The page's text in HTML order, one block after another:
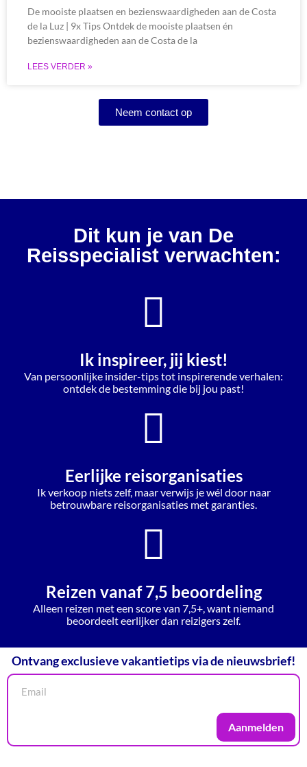
De mooiste plaatsen en bezienswaardigheden aan de Costa
de la Luz | 9x Tips Ontdek de mooiste plaatsen én
bezienswaardigheden aan de Costa de la
LEES VERDER »
Neem contact op
Dit kun je van De
Reisspecialist verwachten:
Ik inspireer, jij kiest!
Van persoonlijke insider-tips tot inspirerende verhalen:
ontdek de bestemming die bij jou past!
Eerlijke reisorganisaties
Ik verkoop niets zelf, maar verwijs je wél door naar
betrouwbare reisorganisaties met garanties.
Reizen vanaf 7,5 beoordeling
Alleen reizen met een score van 7,5+, want niemand
beoordeelt eerlijker dan reizigers zelf.
Ontvang exclusieve vakantietips via de nieuwsbrief!
Aanmelden